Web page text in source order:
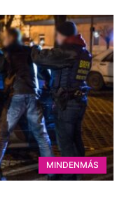
MINDENMÁS